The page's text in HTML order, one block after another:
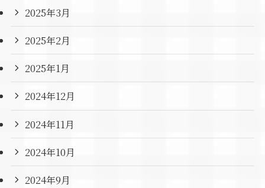
2025年3月
2025年2月
2025年1月
2024年12月
2024年11月
2024年10月
2024年9月